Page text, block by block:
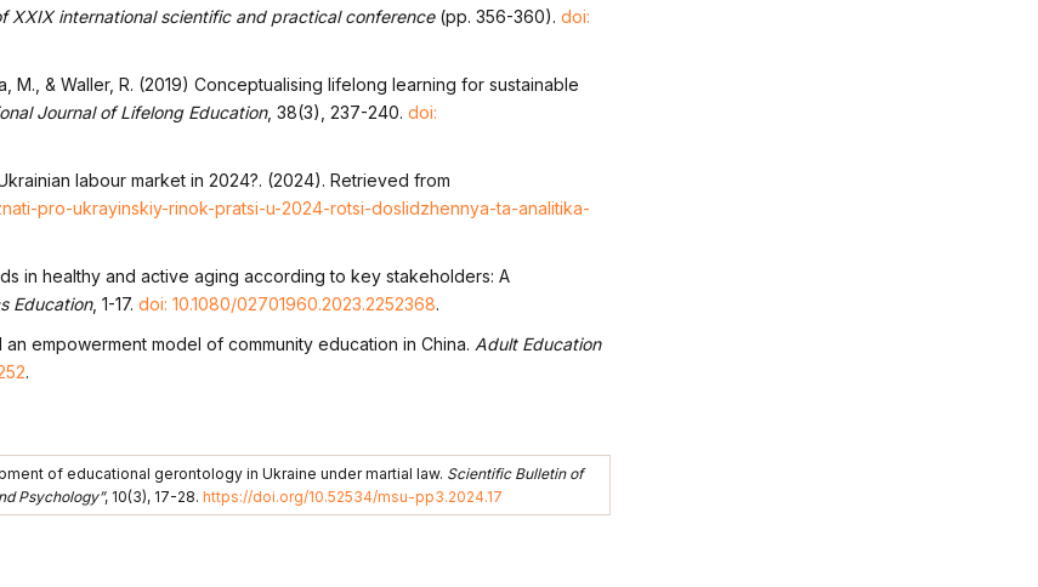
XXIX international scientific and practical conference(pp. 356-360). doi:
M., & Waller, R. (2019) Conceptualising lifelong learning for sustainable
Journal of Lifelong Education, 38(3), 237-240. doi:
labour market in 2024?. (2024). Retrieved from
pro-ukrayinskiy-rinok-pratsi-u-2024-rotsi-doslidzhennya-ta-analitika-
in healthy and active aging according to key stakeholders: A
Education, 1-17. doi: 10.1080/02701960.2023.2252368.
empowerment model of community education in China. Adult Education
.
of educational gerontology in Ukraine under martial law. Scientific Bulletin of
Psychology”, 10(3), 17-28. https://doi.org/10.52534/msu-pp3.2024.17